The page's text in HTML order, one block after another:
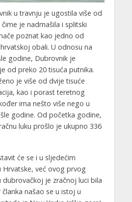
u travnju je ugostila više od
je nadmašila i splitski
poznat kao jedno od
obali. U odnosu na
godine, Dubrovnik je
od preko 20 tisuća putnika.
je više od dvije tisuće
kao i porast teretnog
ima nešto više nego u
godine. Od početka godine,
luku prošlo je ukupno 336
će se i u sljedećim
Hrvatske, već ovog prvog
dubrovačkoj je zračnoj luci bila
našao se u istoj u